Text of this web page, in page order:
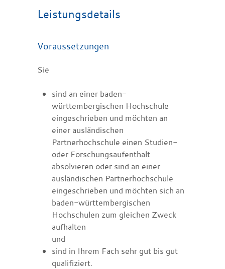
Leistungsdetails
Voraussetzungen
Sie
sind an einer baden-
württembergischen Hochschule
eingeschrieben und möchten an
einer ausländischen
Partnerhochschule einen Studien-
oder Forschungsaufenthalt
absolvieren oder sind an einer
ausländischen Partnerhochschule
eingeschrieben und möchten sich an
baden-württembergischen
Hochschulen zum gleichen Zweck
aufhalten
und
sind in Ihrem Fach sehr gut bis gut
qualifiziert.